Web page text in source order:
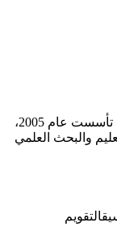
جامعة فلسطين – غزة، مؤسسة تعليمية خاصة تأسست عام 2005،
والبحث العلمي
التقويم